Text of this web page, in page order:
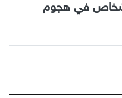
مقتل 5 أشخاص في هجوم